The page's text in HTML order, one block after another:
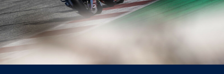
Events
Alle anzeigen